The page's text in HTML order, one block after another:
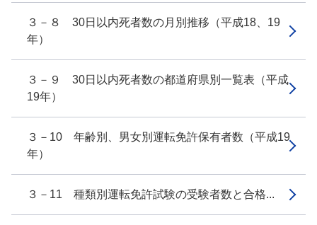
３－８ 30日以内死者数の月別推移（平成18、19
年）
３－９ 30日以内死者数の都道府県別一覧表（平成
19年）
３－10 年齢別、男女別運転免許保有者数（平成19
年）
３－11 種類別運転免許試験の受験者数と合格...